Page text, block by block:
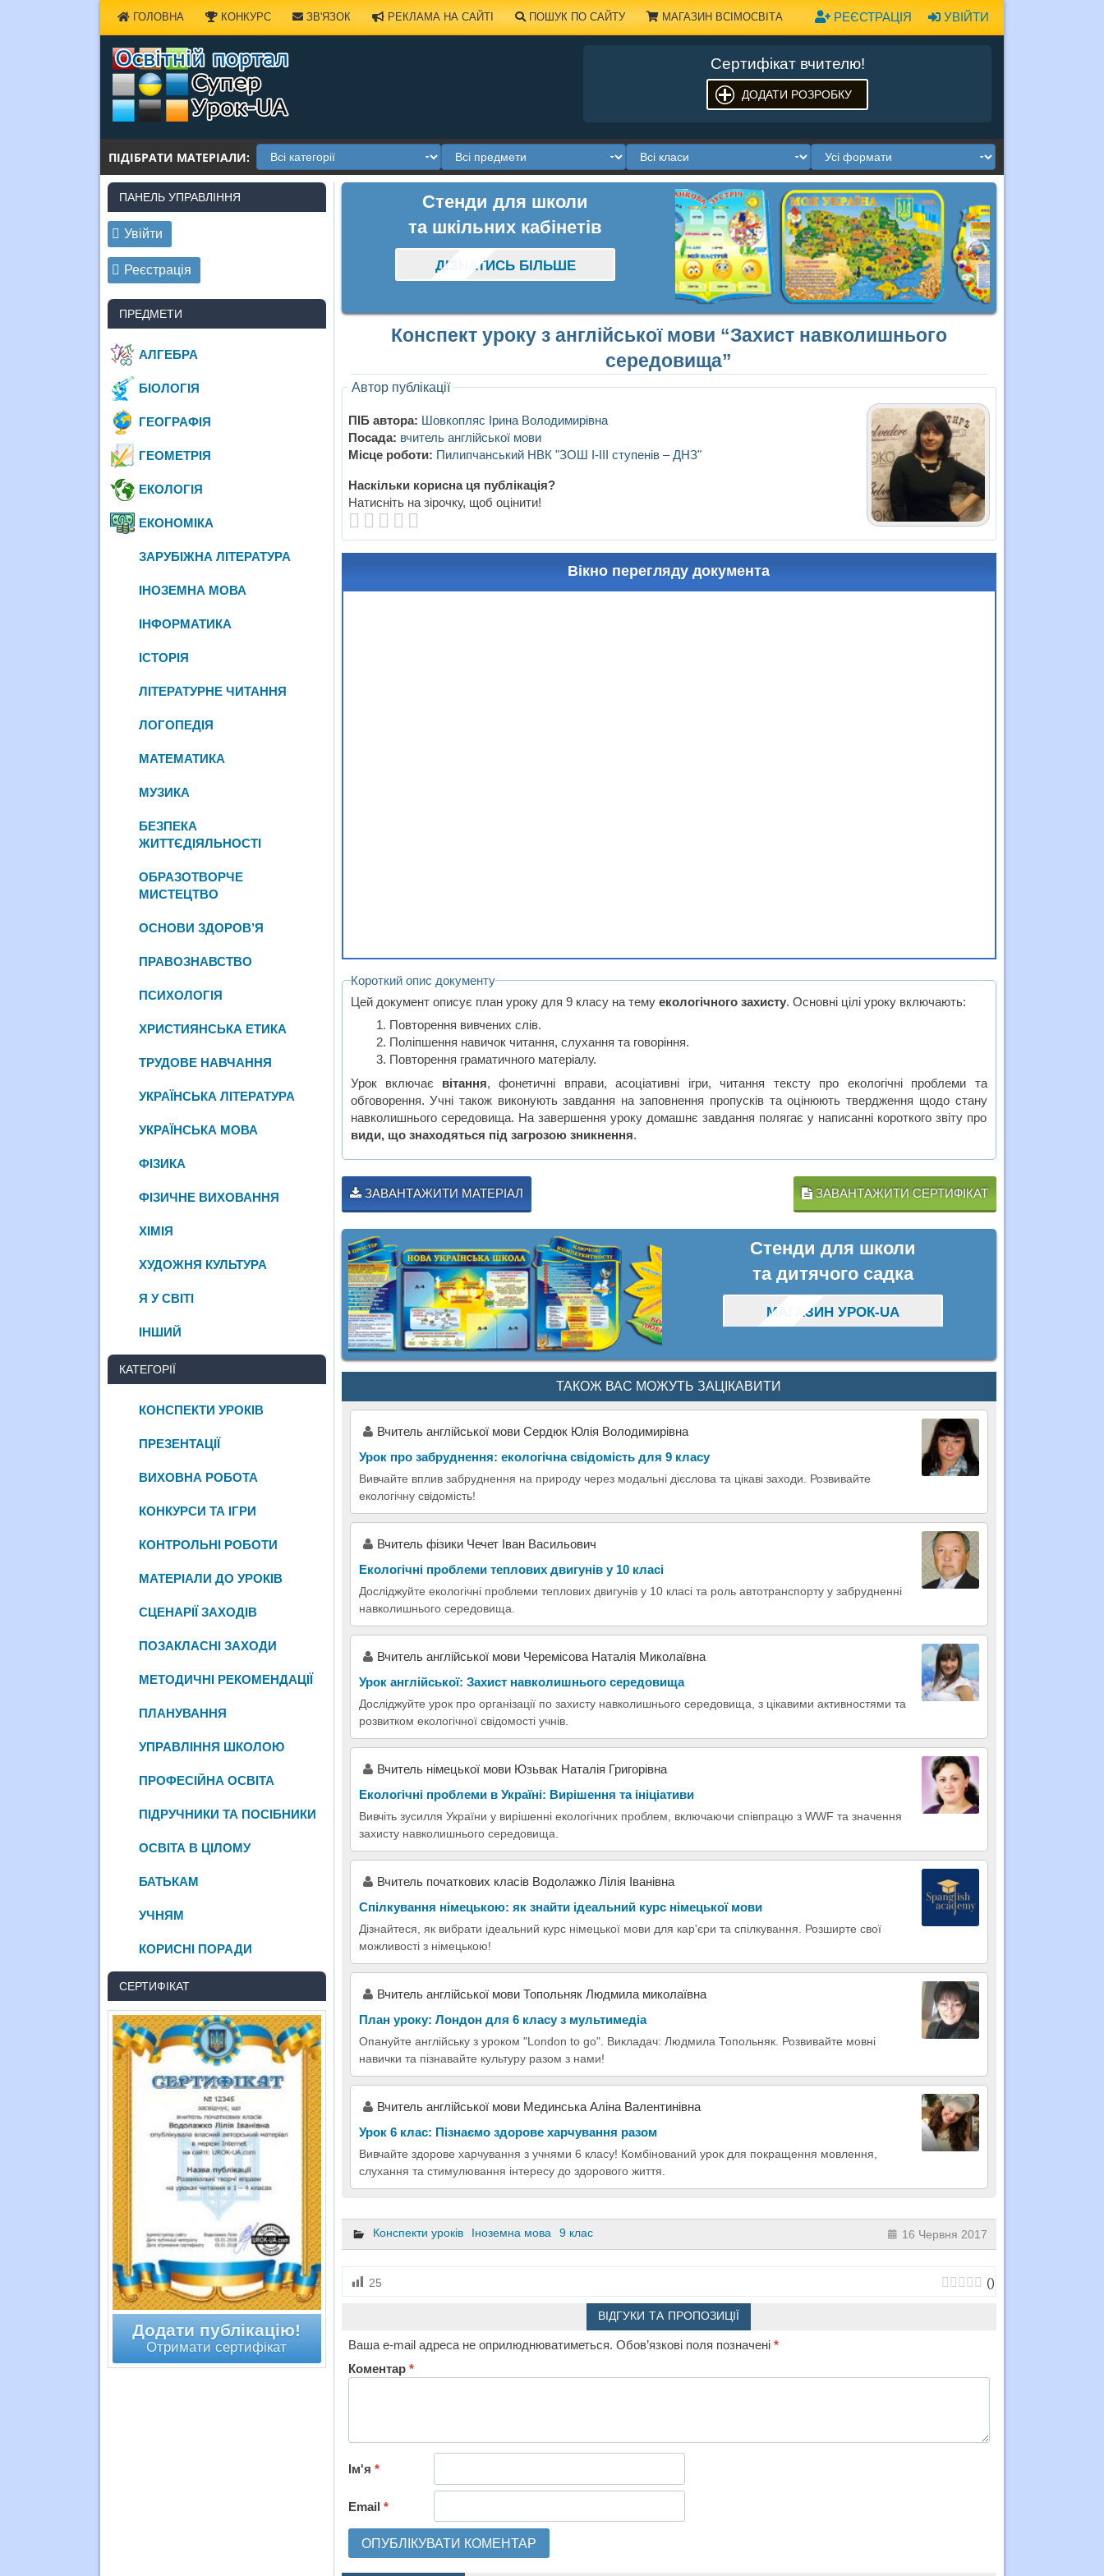
УВІЙТИ
РЕЄСТРАЦІЯ
ГОЛОВНА КОНКУРС ЗВ'ЯЗОК РЕКЛАМА НА САЙТІ ПОШУК ПО САЙТУ МАГАЗИН ВСІМОСВІТА
Сертифікат вчителю!
ДОДАТИ РОЗРОБКУ
ПІДІБРАТИ МАТЕРІАЛИ:
Стенди для школи
та шкільних кабінетів
ДІЗНАТИСЬ БІЛЬШЕ
Конспект уроку з англійської мови “Захист навколишнього
середовища”
Автор публікації
ПІБ автора: Шовкопляс Ірина Володимирівна
Посада: вчитель англійської мови
Місце роботи: Пилипчанський НВК "ЗОШ І-ІІІ ступенів – ДНЗ"
Наскільки корисна ця публікація?
Натисніть на зірочку, щоб оцінити!
Вікно перегляду документа
Короткий опис документу
Цей документ описує план уроку для 9 класу на тему екологічного захисту. Основні цілі уроку включають:
Повторення вивчених слів.
Поліпшення навичок читання, слухання та говоріння.
Повторення граматичного матеріалу.
Урок включає вітання, фонетичні вправи, асоціативні ігри, читання тексту про екологічні проблеми та
обговорення. Учні також виконують завдання на заповнення пропусків та оцінюють твердження щодо стану
навколишнього середовища. На завершення уроку домашнє завдання полягає у написанні короткого звіту про
види, що знаходяться під загрозою зникнення.
ЗАВАНТАЖИТИ МАТЕРІАЛ ЗАВАНТАЖИТИ СЕРТИФІКАТ
Стенди для школи
та дитячого садка
МАГАЗИН УРОК-UA
ТАКОЖ ВАС МОЖУТЬ ЗАЦІКАВИТИ
Вчитель англійської мови Сердюк Юлія Володимирівна
Урок про забруднення: екологічна свідомість для 9 класу
Вивчайте вплив забруднення на природу через модальні дієслова та цікаві заходи. Розвивайте
екологічну свідомість!
Вчитель фізики Чечет Іван Васильович
Екологічні проблеми теплових двигунів у 10 класі
Досліджуйте екологічні проблеми теплових двигунів у 10 класі та роль автотранспорту у забрудненні
навколишнього середовища.
Вчитель англійської мови Черемісова Наталія Миколаївна
Урок англійської: Захист навколишнього середовища
Досліджуйте урок про організації по захисту навколишнього середовища, з цікавими активностями та
розвитком екологічної свідомості учнів.
Вчитель німецької мови Юзьвак Наталія Григорівна
Екологічні проблеми в Україні: Вирішення та ініціативи
Вивчіть зусилля України у вирішенні екологічних проблем, включаючи співпрацю з WWF та значення
захисту навколишнього середовища.
Вчитель початкових класів Водолажко Лілія Іванівна
Спілкування німецькою: як знайти ідеальний курс німецької мови
Дізнайтеся, як вибрати ідеальний курс німецької мови для кар'єри та спілкування. Розширте свої
можливості з німецькою!
Вчитель англійської мови Топольняк Людмила миколаївна
План уроку: Лондон для 6 класу з мультимедіа
Опануйте англійську з уроком "London to go". Викладач: Людмила Топольняк. Розвивайте мовні
навички та пізнавайте культуру разом з нами!
Вчитель англійської мови Мединська Аліна Валентинівна
Урок 6 клас: Пізнаємо здорове харчування разом
Вивчайте здорове харчування з учнями 6 класу! Комбінований урок для покращення мовлення,
слухання та стимулювання інтересу до здорового життя.
Конспекти уроків Іноземна мова 9 клас 16 Червня 2017
25 ()
ВІДГУКИ ТА ПРОПОЗИЦІЇ
Ваша e-mail адреса не оприлюднюватиметься. Обов’язкові поля позначені *
Коментар *
Ім'я *
Email *
ПАНЕЛЬ УПРАВЛІННЯ
Увійти
Реєстрація
ПРЕДМЕТИ
АЛГЕБРА
БІОЛОГІЯ
ГЕОГРАФІЯ
ГЕОМЕТРІЯ
ЕКОЛОГІЯ
ЕКОНОМІКА
ЗАРУБІЖНА ЛІТЕРАТУРА
ІНОЗЕМНА МОВА
ІНФОРМАТИКА
ІСТОРІЯ
ЛІТЕРАТУРНЕ ЧИТАННЯ
ЛОГОПЕДІЯ
МАТЕМАТИКА
МУЗИКА
БЕЗПЕКА
ЖИТТЄДІЯЛЬНОСТІ
ОБРАЗОТВОРЧЕ
МИСТЕЦТВО
ОСНОВИ ЗДОРОВ’Я
ПРАВОЗНАВСТВО
ПСИХОЛОГІЯ
ХРИСТИЯНСЬКА ЕТИКА
ТРУДОВЕ НАВЧАННЯ
УКРАЇНСЬКА ЛІТЕРАТУРА
УКРАЇНСЬКА МОВА
ФІЗИКА
ФІЗИЧНЕ ВИХОВАННЯ
ХІМІЯ
ХУДОЖНЯ КУЛЬТУРА
Я У СВІТІ
ІНШИЙ
КАТЕГОРІЇ
КОНСПЕКТИ УРОКІВ
ПРЕЗЕНТАЦІЇ
ВИХОВНА РОБОТА
КОНКУРСИ ТА ІГРИ
КОНТРОЛЬНІ РОБОТИ
МАТЕРІАЛИ ДО УРОКІВ
СЦЕНАРІЇ ЗАХОДІВ
ПОЗАКЛАСНІ ЗАХОДИ
МЕТОДИЧНІ РЕКОМЕНДАЦІЇ
ПЛАНУВАННЯ
УПРАВЛІННЯ ШКОЛОЮ
ПРОФЕСІЙНА ОСВІТА
ПІДРУЧНИКИ ТА ПОСІБНИКИ
ОСВІТА В ЦІЛОМУ
БАТЬКАМ
УЧНЯМ
КОРИСНІ ПОРАДИ
СЕРТИФІКАТ
Додати публікацію!
Отримати сертифікат